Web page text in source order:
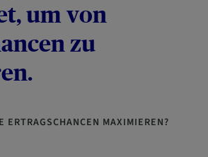
um von
zu
ERTRAGSCHANCEN MAXIMIEREN?